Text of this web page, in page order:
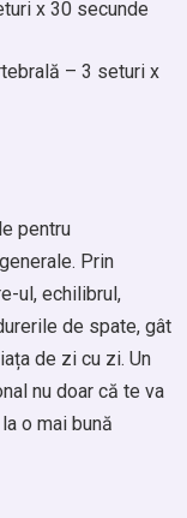
x 30 secunde
– 3 seturi x
pentru
Prin
ul, echilibrul,
de spate, gât
de zi cu zi. Un
nu doar că te va
o mai bună